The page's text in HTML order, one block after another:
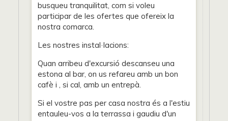
busqueu tranquilitat, com si voleu
participar de les ofertes que ofereix la
nostra comarca.
Les nostres instal·lacions:
Quan arribeu d'excursió descanseu una
estona al bar, on us refareu amb un bon
cafè i , si cal, amb un entrepà.
Si el vostre pas per casa nostra és a l'estiu
entauleu-vos a la terrassa i gaudiu d'un